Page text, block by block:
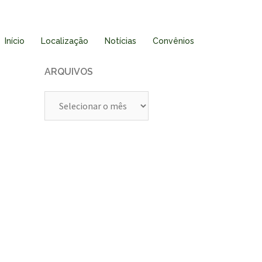
Início Localização Notícias Convênios
ARQUIVOS